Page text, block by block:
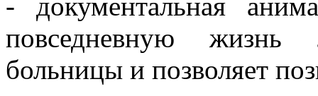
повседневную жизнь
больницы и позволяет